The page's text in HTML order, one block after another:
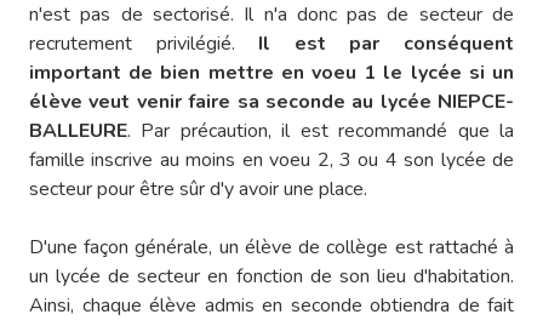
n'est pas de sectorisé. Il n'a donc pas de secteur de
recrutement privilégié. Il est par conséquent
important de bien mettre en voeu 1 le lycée si un
élève veut venir faire sa seconde au lycée NIEPCE-
BALLEURE. Par précaution, il est recommandé que la
famille inscrive au moins en voeu 2, 3 ou 4 son lycée de
secteur pour être sûr d'y avoir une place.
D'une façon générale, un élève de collège est rattaché à
un lycée de secteur en fonction de son lieu d'habitation.
Ainsi, chaque élève admis en seconde obtiendra de fait